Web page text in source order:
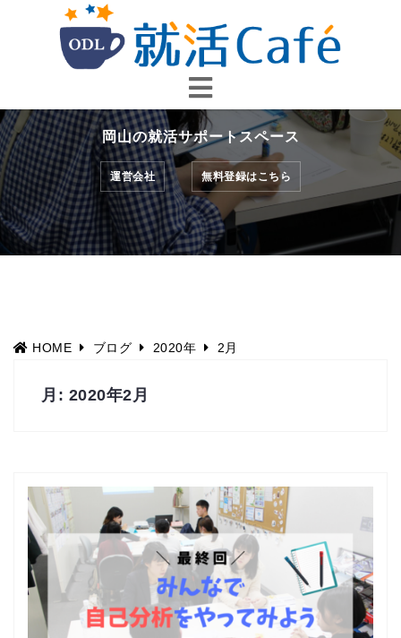
へ
ス
キ
ッ
プ
岡山の就活サポートスペース
運営会社 無料登録はこちら
HOME ブログ 2020年 2月
月: 2020年2月